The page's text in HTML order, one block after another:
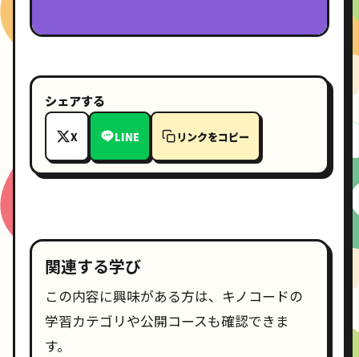
シェアする
X LINE リンクをコピー
関連する学び
この内容に興味がある方は、キノコードの
学習カテゴリや公開コースも確認できま
す。